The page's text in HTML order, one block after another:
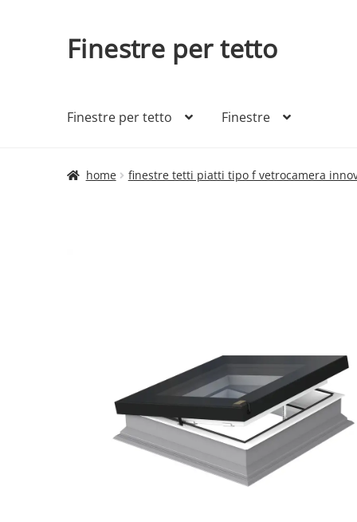
Vai
alla
Vai
alFinestre per tetto
Finestre per tetto Finestre
home finestre tetti piatti tipo f vetrocamera